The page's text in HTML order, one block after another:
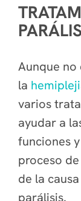
Aunque
la
varios
ayudar a
funciones
proceso
de la
parálisis.